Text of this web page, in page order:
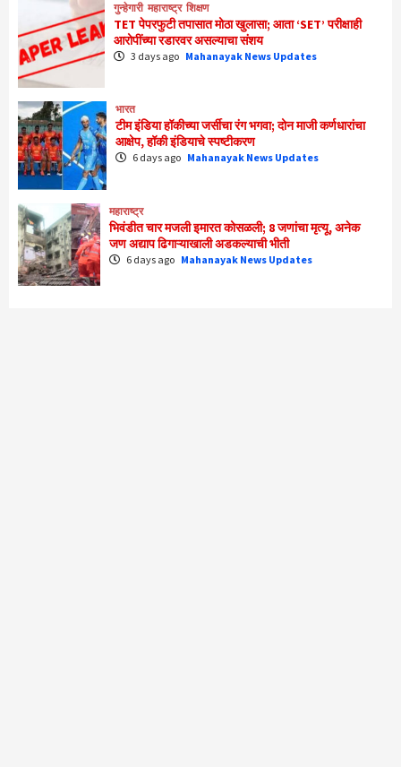
गुन्हेगारी महाराष्ट्र शिक्षण
TET पेपरफुटी तपासात मोठा खुलासा; आता ‘SET’ परीक्षाही
आरोपींच्या रडारवर असल्याचा संशय
3 days ago Mahanayak News Updates
भारत
टीम इंडिया हॉकीच्या जर्सीचा रंग भगवा; दोन माजी कर्णधारांचा
आक्षेप, हॉकी इंडियाचे स्पष्टीकरण
6 days ago Mahanayak News Updates
महाराष्ट्र
भिवंडीत चार मजली इमारत कोसळली; 8 जणांचा मृत्यू, अनेक
जण अद्याप ढिगाऱ्याखाली अडकल्याची भीती
6 days ago Mahanayak News Updates